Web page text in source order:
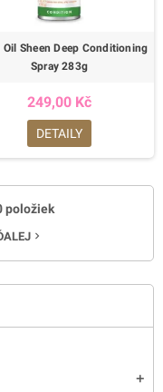
add
Oil Sheen Deep Conditioning
Spray 283g
249,00 Kč
DETAILY
položiek
navigate_next